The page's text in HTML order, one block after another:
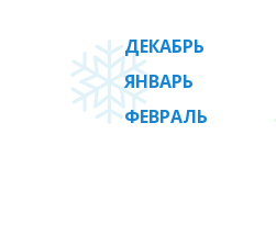
ДЕКАБРЬ
ЯНВАРЬ
ФЕВРАЛЬ